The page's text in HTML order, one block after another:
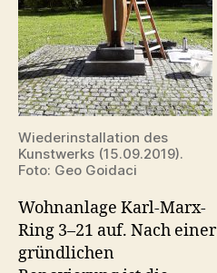
Wiederinstallation des
Kunstwerks (15.09.2019).
Foto: Geo Goidaci
Wohnanlage Karl-Marx-
Ring 3–21 auf. Nach einer
gründlichen